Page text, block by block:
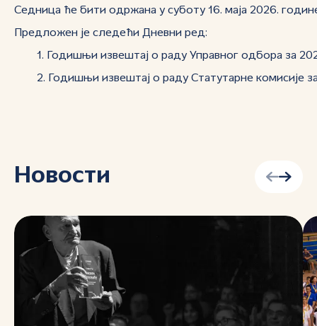
Седница ће бити одржана у суботу 16. маја 2026.
Предложен је следећи Дневни ред:
1. Годишњи извештај о раду Управног одбора за
2. Годишњи извештај о раду Статутарне комисије
Новости